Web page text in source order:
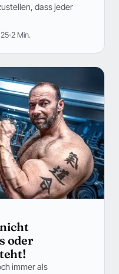
dass jeder
2 Min.
oder
immer als